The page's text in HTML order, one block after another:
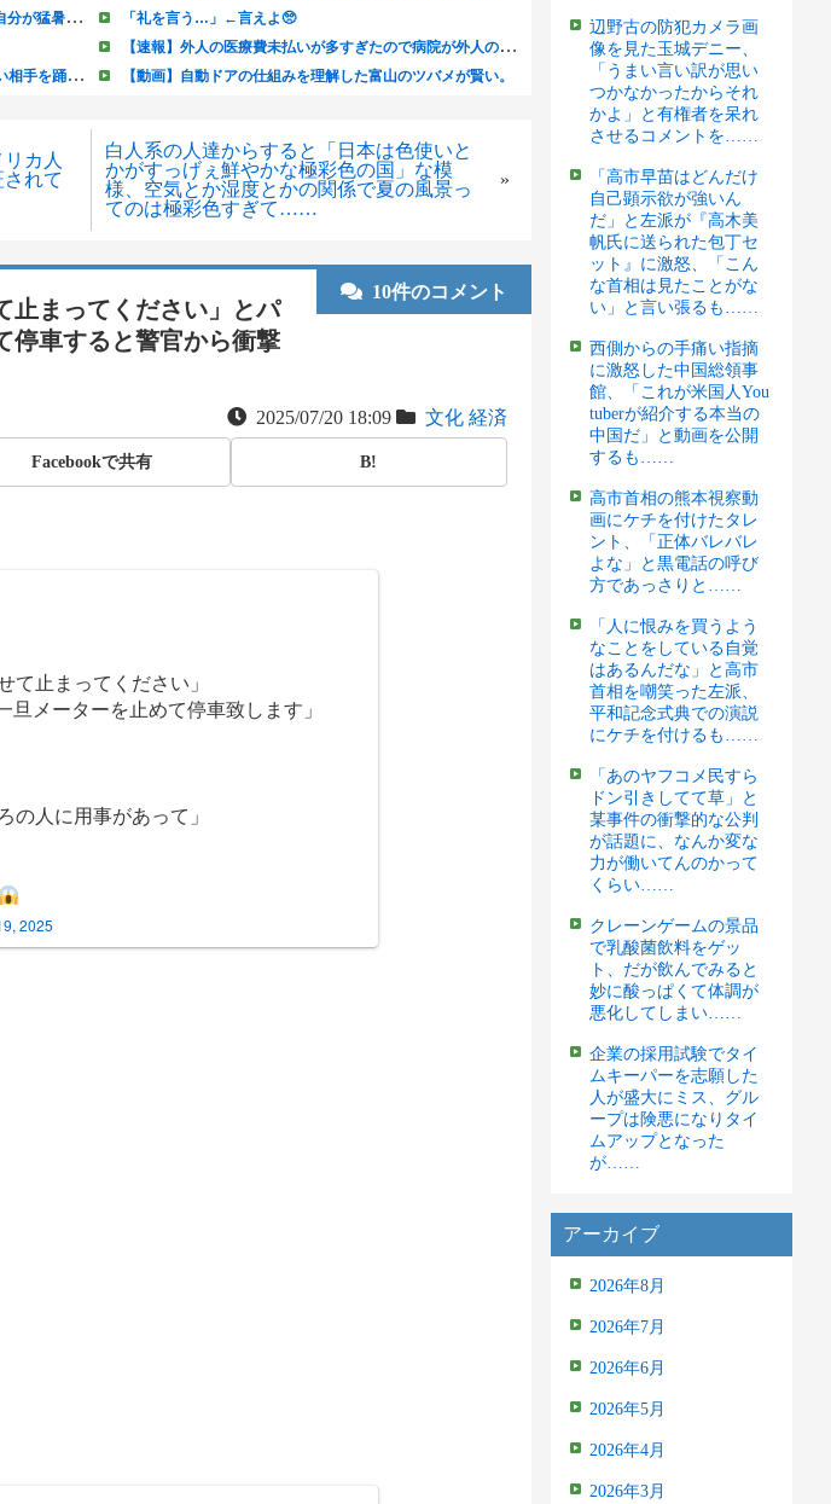
カ人
れて
白人系の人達からすると「日本は色使いと
かがすっげぇ鮮やかな極彩色の国」な模
様、空気とか湿度とかの関係で夏の風景っ
てのは極彩色すぎて……
»
10件のコメント
止まってください」とパ
停車すると警官から衝撃
2025/07/20 18:09 文化 経済
Facebookで共有 B!
て止まってください」
旦メーターを止めて停車致します」
の人に用事があって」
2025
辺野古の防犯カメラ画
像を見た玉城デニー、
「うまい言い訳が思い
つかなかったからそれ
かよ」と有権者を呆れ
させるコメントを……
「高市早苗はどんだけ
自己顕示欲が強いん
だ」と左派が『高木美
帆氏に送られた包丁セ
ット』に激怒、「こん
な首相は見たことがな
い」と言い張るも……
西側からの手痛い指摘
に激怒した中国総領事
館、「これが米国人You
tuberが紹介する本当の
中国だ」と動画を公開
するも……
高市首相の熊本視察動
画にケチを付けたタレ
ント、「正体バレバレ
よな」と黒電話の呼び
方であっさりと……
「人に恨みを買うよう
なことをしている自覚
はあるんだな」と高市
首相を嘲笑った左派、
平和記念式典での演説
にケチを付けるも……
「あのヤフコメ民すら
ドン引きしてて草」と
某事件の衝撃的な公判
が話題に、なんか変な
力が働いてんのかって
くらい……
クレーンゲームの景品
で乳酸菌飲料をゲッ
ト、だが飲んでみると
妙に酸っぱくて体調が
悪化してしまい……
企業の採用試験でタイ
ムキーパーを志願した
人が盛大にミス、グル
ープは険悪になりタイ
ムアップとなった
が……
アーカイブ
2026年8月
2026年7月
2026年6月
2026年5月
2026年4月
2026年3月